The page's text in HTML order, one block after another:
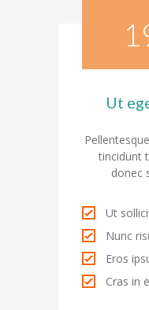
----
---- Englisch
----
---- Sport/
---- Musik
---- Kunst/Textil
Ut
tincidunt
donec
Ut
Nunc
Eros
Cras in